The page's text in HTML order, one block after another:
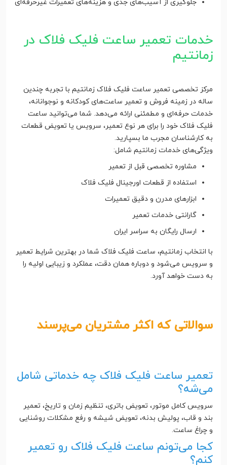
جلوگیری از آسیب‌های جدی و هزینه‌های تعمیرات غیرحرفه‌ای
خدمات تعمیر ساعت فلیک فلاک در
زمانتیم
مرکز تخصصی تعمیر ساعت فلیک فلاک زمانتیم با تجربه چندین
ساله در زمینه فروش و تعمیر ساعت‌های کودکانه و نوجوانانه،
خدمات حرفه‌ای و مطمئنی ارائه می‌دهد. شما می‌توانید ساعت
فلیک فلاک خود را برای هر نوع تعمیر، سرویس یا تعویض قطعات
به کارشناسان مجرب ما بسپارید.
ویژگی‌های خدمات زمانتیم شامل:
مشاوره تخصصی قبل از تعمیر
استفاده از قطعات اورجینال فلیک فلاک
ابزارهای مدرن و دقیق تعمیرات
گارانتی خدمات تعمیر
ارسال رایگان به سراسر ایران
با انتخاب زمانتیم، ساعت فلیک فلاک شما در بهترین شرایط تعمیر
و سرویس می‌شود و دوباره همان دقت، عملکرد و زیبایی اولیه را
به دست خواهد آورد.
سوالاتی که اکثر مشتریان می‌پرسند
تعمیر ساعت فلیک فلاک چه خدماتی شامل
می‌شه؟
سرویس کامل موتور، تعویض باتری، تنظیم زمان و تاریخ، تعمیر
بند و قاب، پولیش بدنه، تعویض شیشه و رفع مشکلات روشنایی
و چراغ ساعت.
کجا می‌تونم ساعت فلیک فلاک رو تعمیر
کنم؟